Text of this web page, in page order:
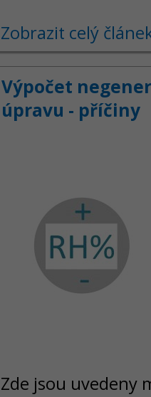
Zobrazit celý
Výpočet
úpravu - příčiny
Zde jsou uvedeny